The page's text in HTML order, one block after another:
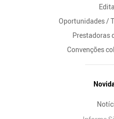
Oportunidades /
Prestadoras
Convenções